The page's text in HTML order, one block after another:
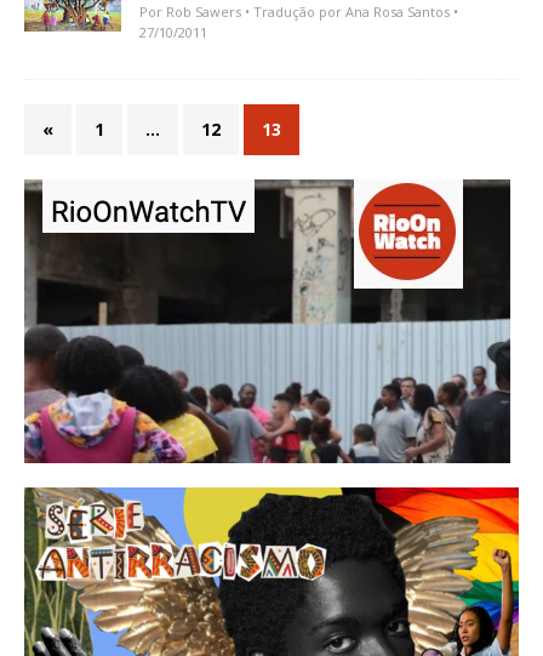
Por Rob Sawers • Tradução por Ana Rosa Santos •
27/10/2011
« 1 … 12 13